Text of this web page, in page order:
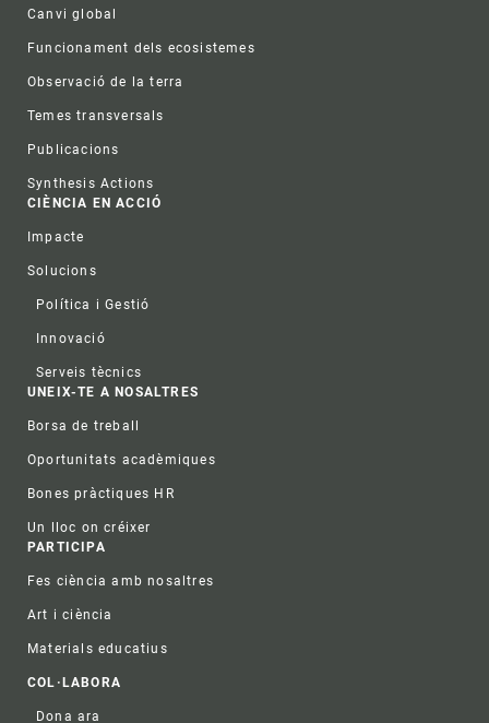
Canvi global
Funcionament dels ecosistemes
Observació de la terra
Temes transversals
Publicacions
Synthesis Actions
CIÈNCIA EN ACCIÓ
Impacte
Solucions
Política i Gestió
Innovació
Serveis tècnics
UNEIX-TE A NOSALTRES
Borsa de treball
Oportunitats acadèmiques
Bones pràctiques HR
Un lloc on créixer
PARTICIPA
Fes ciència amb nosaltres
Art i ciència
Materials educatius
COL·LABORA
Dona ara